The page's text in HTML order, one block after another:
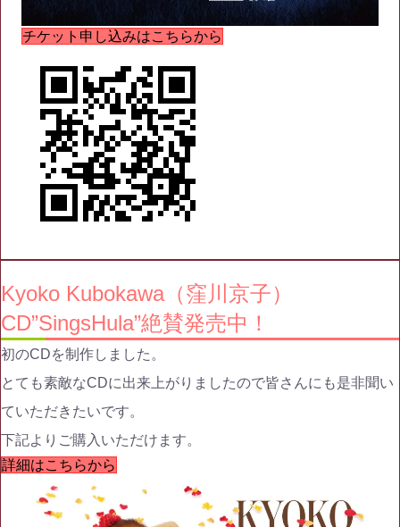
チケット申し込みはこちらから
Kyoko Kubokawa（窪川京子）
CD”SingsHula”絶賛発売中！
初のCDを制作しました。
とても素敵なCDに出来上がりましたので皆さんにも是非聞い
ていただきたいです。
下記よりご購入いただけます。
詳細はこちらから